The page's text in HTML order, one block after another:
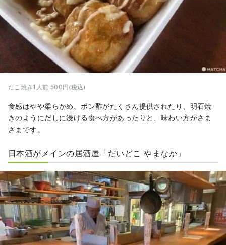
たこ焼き1人前 500円(税込)
食感はやや柔らかめ。ポン酢がたくさん提供されたり、明石焼
きのようにだしに浸ける食べ方があったりと、味わい方がさま
ざまです。
日本酒がメインの居酒屋「だいどこ やまなか」